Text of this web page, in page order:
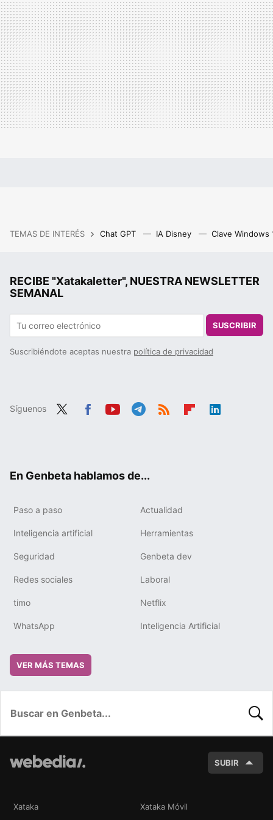
TEMAS DE INTERÉS Chat GPT IA Disney Clave Windows
RECIBE "Xatakaletter", NUESTRA NEWSLETTER
SEMANAL
SUSCRIBIR
Suscribiéndote aceptas nuestra política de privacidad
Síguenos
En Genbeta hablamos de...
Paso a paso Actualidad
Inteligencia artificial Herramientas
Seguridad Genbeta dev
Redes sociales Laboral
timo Netflix
WhatsApp Inteligencia Artificial
VER MÁS TEMAS
SUBIR
Xataka Xataka Móvil